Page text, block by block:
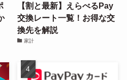
【割と最新】えらべるPay
交換レート一覧！お得な交
換先を解説
家計